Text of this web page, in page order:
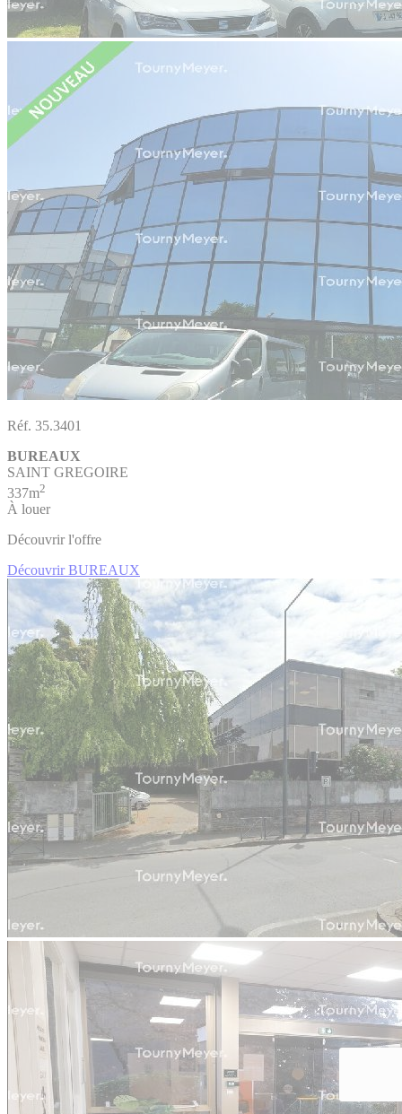
Réf. 35.3401
BUREAUX
SAINT GREGOIRE
337m2
À louer
Découvrir l'offre
Découvrir BUREAUX